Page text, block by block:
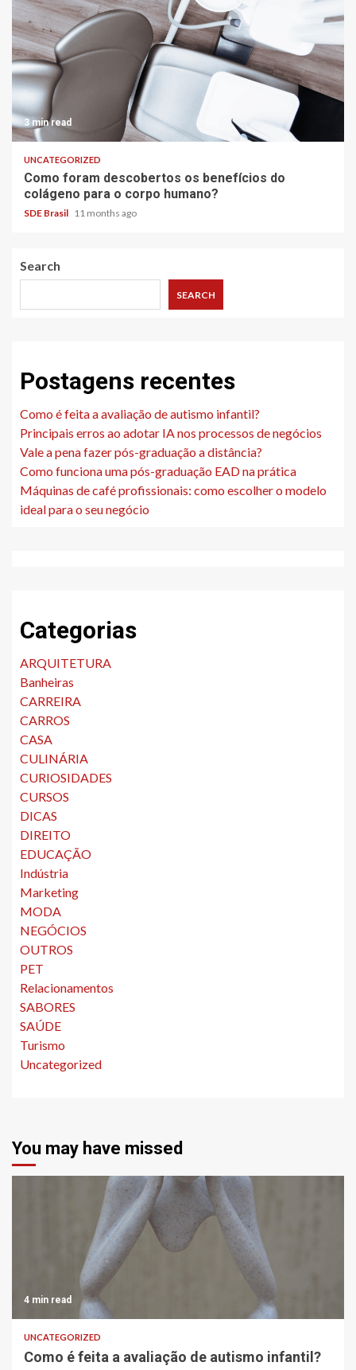
3 min read
UNCATEGORIZED
Como foram descobertos os benefícios do
colágeno para o corpo humano?
SDE Brasil 11 months ago
Search
SEARCH
Postagens recentes
Como é feita a avaliação de autismo infantil?
Principais erros ao adotar IA nos processos de negócios
Vale a pena fazer pós-graduação a distância?
Como funciona uma pós-graduação EAD na prática
Máquinas de café profissionais: como escolher o modelo
ideal para o seu negócio
Categorias
ARQUITETURA
Banheiras
CARREIRA
CARROS
CASA
CULINÁRIA
CURIOSIDADES
CURSOS
DICAS
DIREITO
EDUCAÇÃO
Indústria
Marketing
MODA
NEGÓCIOS
OUTROS
PET
Relacionamentos
SABORES
SAÚDE
Turismo
Uncategorized
You may have missed
4 min read
UNCATEGORIZED
Como é feita a avaliação de autismo infantil?